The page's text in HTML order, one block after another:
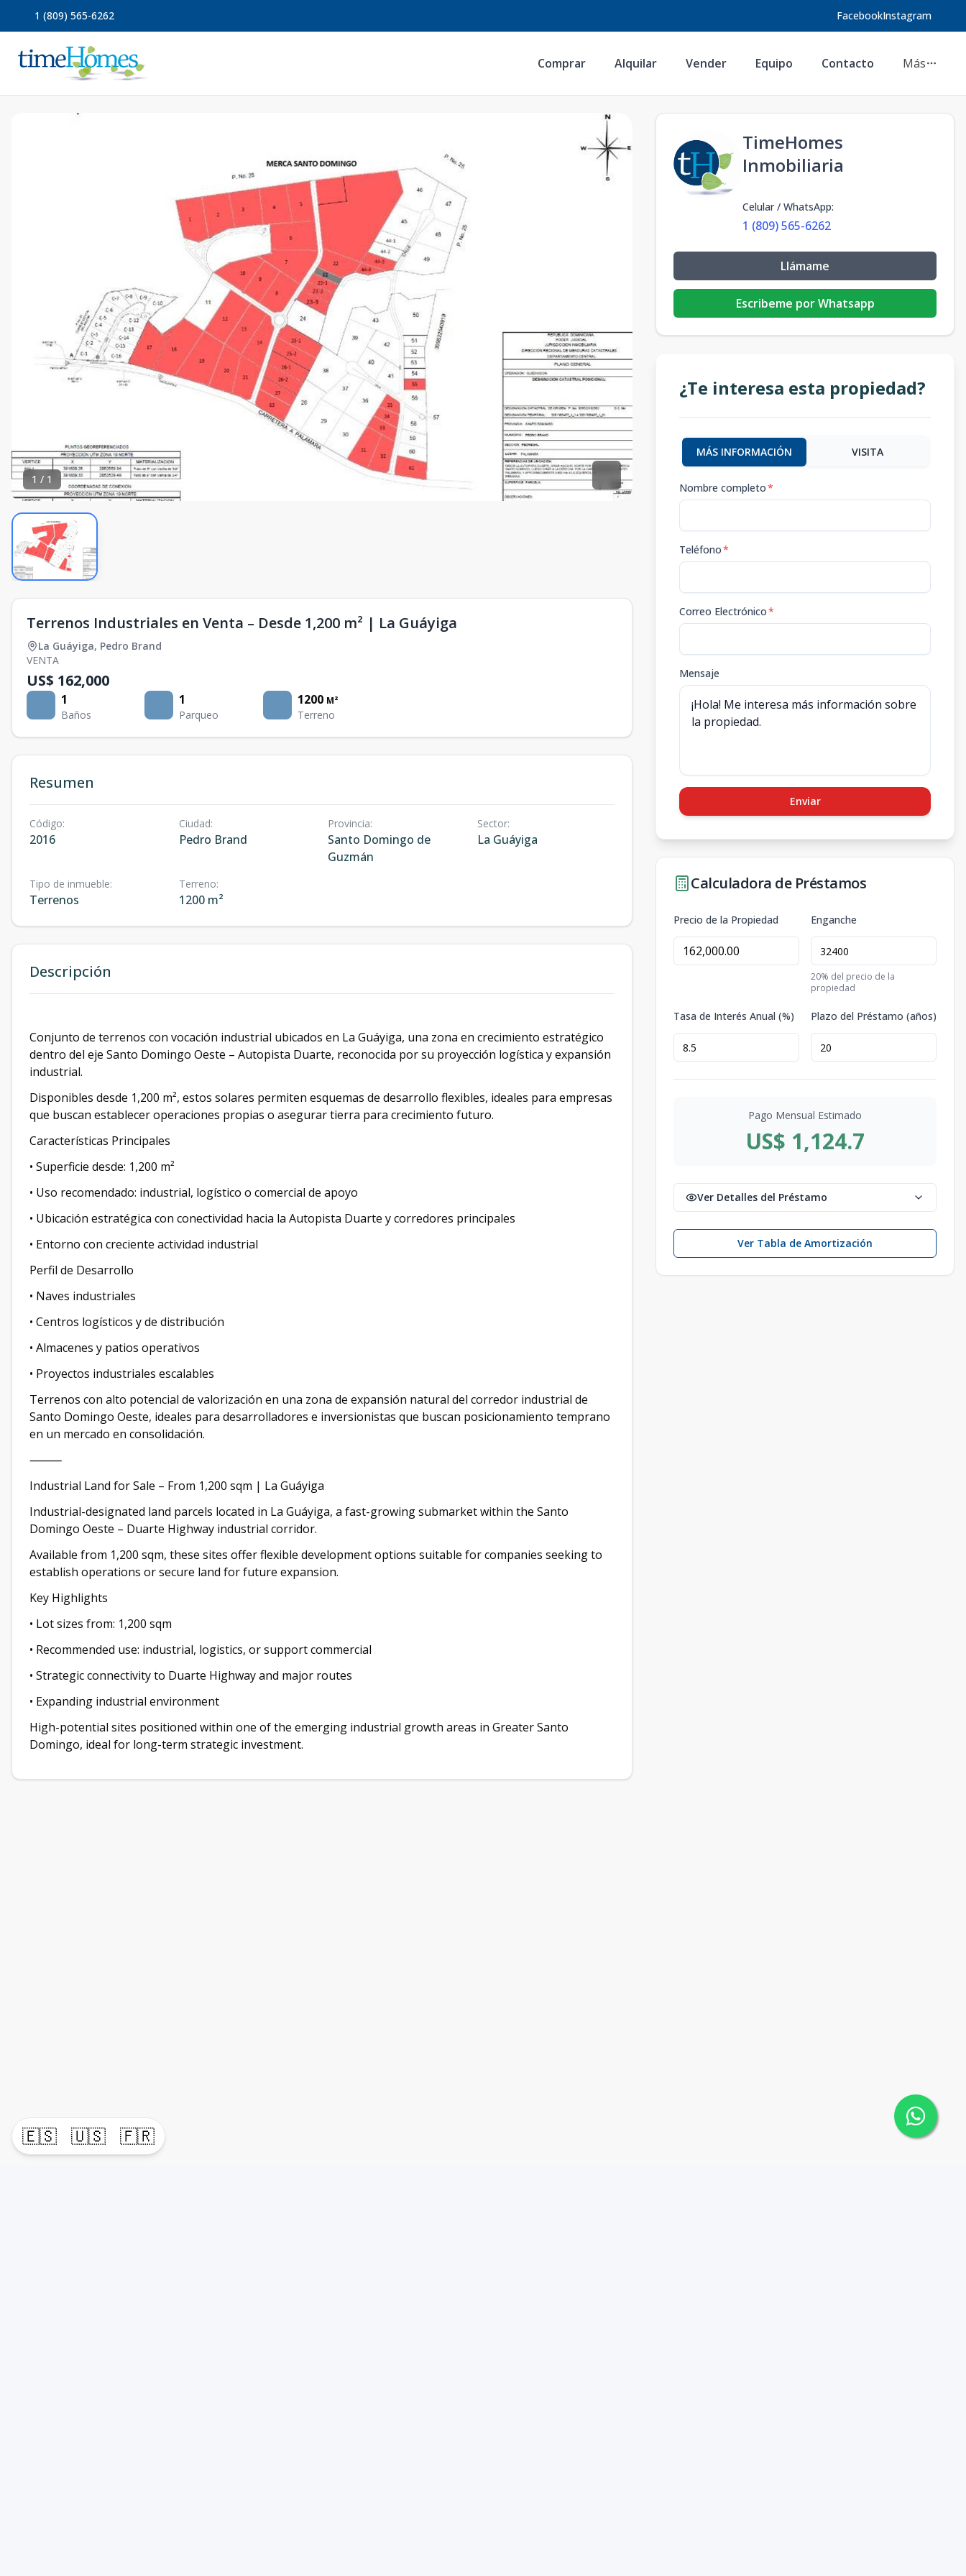
🇪🇸 🇺🇸 🇫🇷
1 (809) 565-6262 FacebookInstagram
Comprar Alquilar Vender Equipo Contacto Más
1 / 1
Terrenos Industriales en Venta – Desde 1,200 m² | La Guáyiga
La Guáyiga, Pedro Brand
VENTA
US$ 162,000
1
Baños
1
Parqueo
1200 M²
Terreno
Resumen
Código:
2016
Ciudad:
Pedro Brand
Provincia:
Santo Domingo de
Guzmán
Sector:
La Guáyiga
Tipo de inmueble:
Terrenos
Terreno:
1200 m²
Descripción
Conjunto de terrenos con vocación industrial ubicados en La Guáyiga, una zona en crecimiento estratégico
dentro del eje Santo Domingo Oeste – Autopista Duarte, reconocida por su proyección logística y expansión
industrial.
Disponibles desde 1,200 m², estos solares permiten esquemas de desarrollo flexibles, ideales para empresas
que buscan establecer operaciones propias o asegurar tierra para crecimiento futuro.
Características Principales
• Superficie desde: 1,200 m²
• Uso recomendado: industrial, logístico o comercial de apoyo
• Ubicación estratégica con conectividad hacia la Autopista Duarte y corredores principales
• Entorno con creciente actividad industrial
Perfil de Desarrollo
• Naves industriales
• Centros logísticos y de distribución
• Almacenes y patios operativos
• Proyectos industriales escalables
Terrenos con alto potencial de valorización en una zona de expansión natural del corredor industrial de
Santo Domingo Oeste, ideales para desarrolladores e inversionistas que buscan posicionamiento temprano
en un mercado en consolidación.
⸻
Industrial Land for Sale – From 1,200 sqm | La Guáyiga
Industrial-designated land parcels located in La Guáyiga, a fast-growing submarket within the Santo
Domingo Oeste – Duarte Highway industrial corridor.
Available from 1,200 sqm, these sites offer flexible development options suitable for companies seeking to
establish operations or secure land for future expansion.
Key Highlights
• Lot sizes from: 1,200 sqm
• Recommended use: industrial, logistics, or support commercial
• Strategic connectivity to Duarte Highway and major routes
• Expanding industrial environment
High-potential sites positioned within one of the emerging industrial growth areas in Greater Santo
Domingo, ideal for long-term strategic investment.
TimeHomes
Inmobiliaria
Celular / WhatsApp:
1 (809) 565-6262
Llámame
Escribeme por Whatsapp
¿Te interesa esta propiedad?
MÁS INFORMACIÓN VISITA
Nombre completo*
Teléfono*
Correo Electrónico*
Mensaje
Enviar
Calculadora de Préstamos
Precio de la Propiedad Enganche
20% del precio de la
propiedad
Tasa de Interés Anual (%) Plazo del Préstamo (años)
Pago Mensual Estimado
US$ 1,124.7
Ver Detalles del Préstamo
Ver Tabla de Amortización